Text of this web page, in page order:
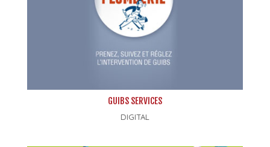
GUIBS SERVICES
DIGITAL